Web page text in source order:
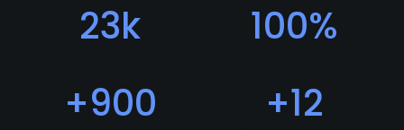
23k 100%
+900 +12